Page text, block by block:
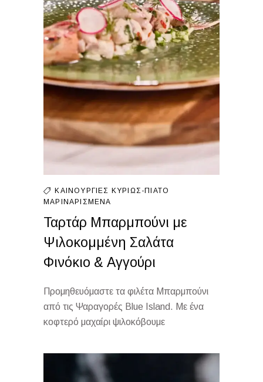
ΚΑΙΝΟΎΡΓΙΕΣ ΚΥΡΊΩΣ-ΠΙΆΤΟ
ΜΑΡΙΝΑΡΙΣΜΈΝΑ
Ταρτάρ Μπαρμπούνι με
Ψιλοκομμένη Σαλάτα
Φινόκιο & Αγγούρι
Προμηθευόμαστε τα φιλέτα Μπαρμπούνι
από τις Ψαραγορές Blue Island. Με ένα
κοφτερό μαχαίρι ψιλοκόβουμε